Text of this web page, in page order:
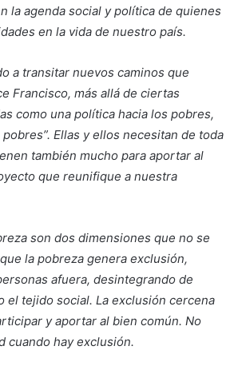
la agenda social y política de quienes
en la vida de nuestro país.
a transitar nuevos caminos que
Francisco, más allá de ciertas
como una política hacia los pobres,
Ellas y ellos necesitan de toda
también mucho para aportar al
que reunifique a nuestra
son dos dimensiones que no se
la pobreza genera exclusión,
afuera, desintegrando de
el tejido social. La exclusión cercena
y aportar al bien común. No
cuando hay exclusión.